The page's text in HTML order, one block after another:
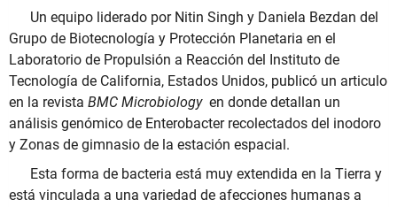
Un equipo liderado por Nitin Singh y Daniela Bezdan del
Grupo de Biotecnología y Protección Planetaria en el
Laboratorio de Propulsión a Reacción del Instituto de
Tecnología de California, Estados Unidos, publicó un articulo
en la revista BMC Microbiologyen donde detallan un
análisis genómico de Enterobacter recolectados del inodoro
y Zonas de gimnasio de la estación espacial.
Esta forma de bacteria está muy extendida en la Tierra y
está vinculada a una variedad de afecciones humanas a